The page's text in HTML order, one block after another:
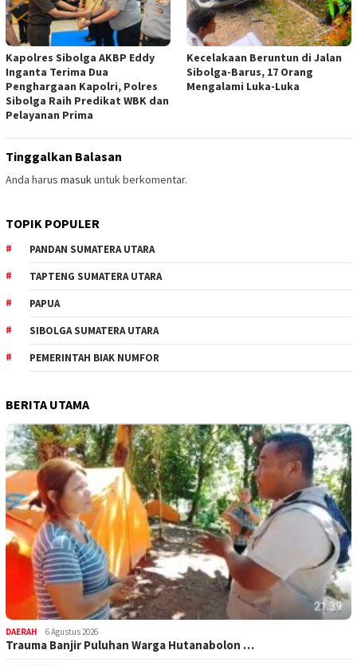
Kapolres Sibolga AKBP Eddy
Inganta Terima Dua
Penghargaan Kapolri, Polres
Sibolga Raih Predikat WBK dan
Pelayanan Prima
Kecelakaan Beruntun di Jalan
Sibolga-Barus, 17 Orang
Mengalami Luka-Luka
Tinggalkan Balasan
Anda harus masukuntuk berkomentar.
TOPIK POPULER
PANDAN SUMATERA UTARA
TAPTENG SUMATERA UTARA
PAPUA
SIBOLGA SUMATERA UTARA
PEMERINTAH BIAK NUMFOR
BERITA UTAMA
DAERAH 6 Agustus 2026
Trauma Banjir Puluhan Warga Hutanabolon …